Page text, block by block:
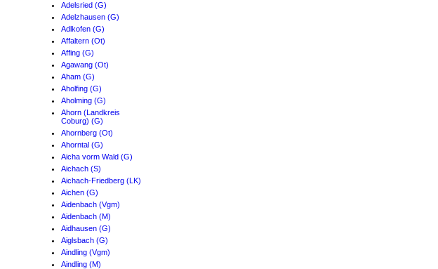
Adelsried (G)
Adelzhausen (G)
Adlkofen (G)
Affaltern (Ot)
Affing (G)
Agawang (Ot)
Aham (G)
Aholfing (G)
Aholming (G)
Ahorn (Landkreis
Coburg) (G)
Ahornberg (Ot)
Ahorntal (G)
Aicha vorm Wald (G)
Aichach (S)
Aichach-Friedberg (LK)
Aichen (G)
Aidenbach (Vgm)
Aidenbach (M)
Aidhausen (G)
Aiglsbach (G)
Aindling (Vgm)
Aindling (M)